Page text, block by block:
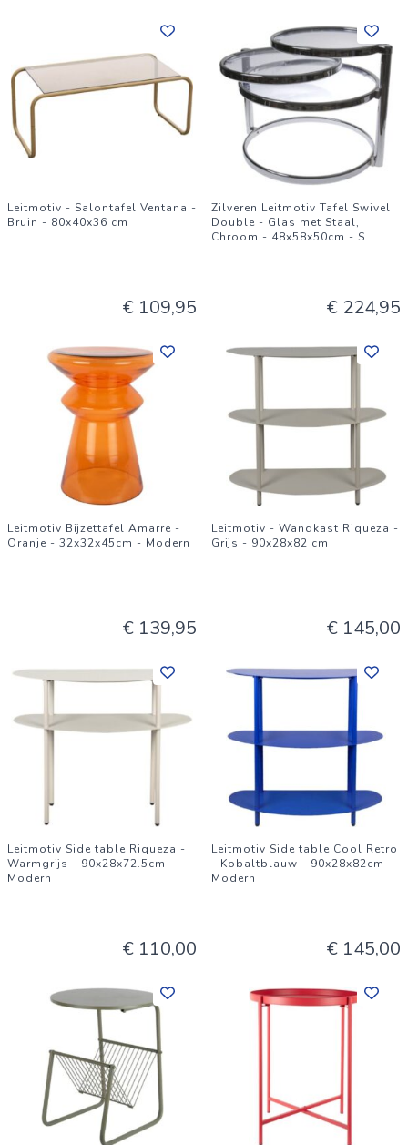
Leitmotiv - Salontafel Ventana -
Bruin - 80x40x36 cm
€ 109,95
Zilveren Leitmotiv Tafel Swivel
Double - Glas met Staal,
Chroom - 48x58x50cm - S...
€ 224,95
Leitmotiv Bijzettafel Amarre -
Oranje - 32x32x45cm - Modern
€ 139,95
Leitmotiv - Wandkast Riqueza -
Grijs - 90x28x82 cm
€ 145,00
Leitmotiv Side table Riqueza -
Warmgrijs - 90x28x72.5cm -
Modern
€ 110,00
Leitmotiv Side table Cool Retro
- Kobaltblauw - 90x28x82cm -
Modern
€ 145,00